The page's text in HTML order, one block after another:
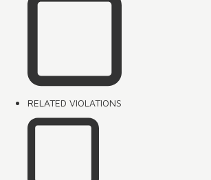
RELATED VIOLATIONS